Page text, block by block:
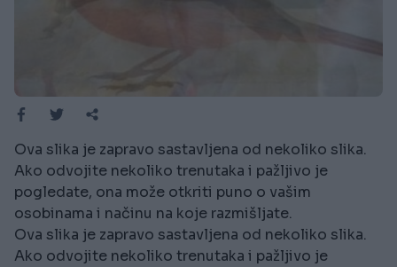
Ova slika je zapravo sastavljena od nekoliko slika.
Ako odvojite nekoliko trenutaka i pažljivo je
pogledate, ona može otkriti puno o vašim
osobinama i načinu na koje razmišljate.
Ova slika je zapravo sastavljena od nekoliko slika.
Ako odvojite nekoliko trenutaka i pažljivo je